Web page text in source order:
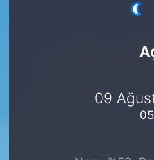
09
FESTİVAL
FESTİVAL TAKVİMİ